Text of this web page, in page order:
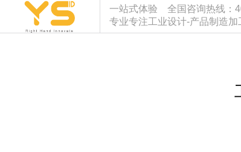
一站式体验 全国咨询热线：
专业专注工业设计-产品制造